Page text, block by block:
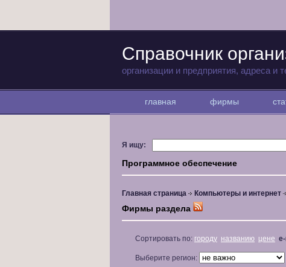
Справочник
организации и предприятия, адреса
главная фирмы
Я ищу:
Программное обеспечение
Главная страница Компьютеры и интернет
Фирмы раздела
Сортировать по: городу названию цене
Выберите регион: